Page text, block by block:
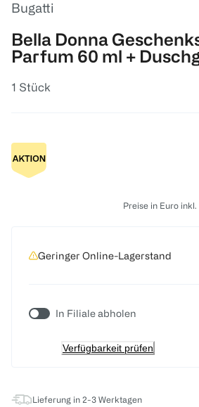
Bugatti
Bella Donna
Parfum 60 ml +
1 Stück
Preise in Euro
Geringer Online-Lagerstand
In Filiale abholen
Verfügbarkeit prüfen
Lieferung in 2-3 Werktagen